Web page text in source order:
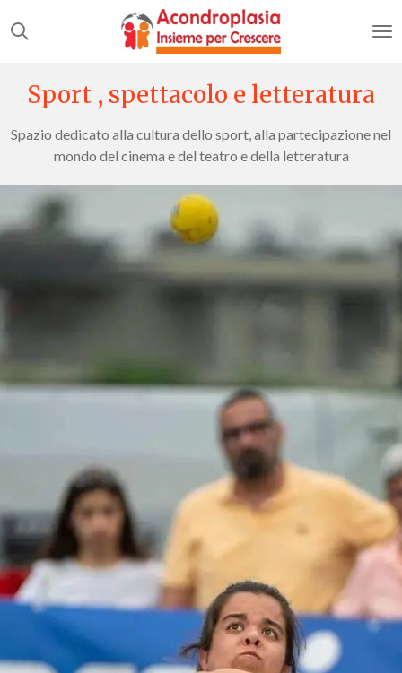
al
principale
Sport , spettacolo e letteratura
Spazio dedicato alla cultura dello sport, alla partecipazione nel
mondo del cinema e del teatro e della letteratura